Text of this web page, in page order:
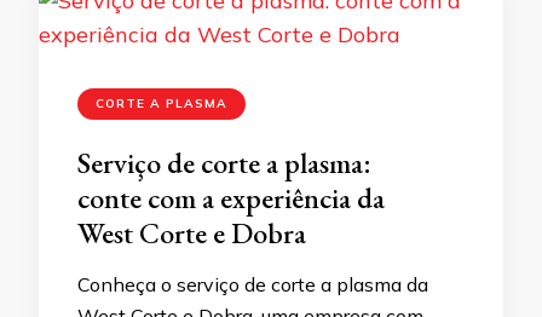
CORTE A PLASMA
Serviço de corte a plasma:
conte com a experiência da
West Corte e Dobra
Conheça o serviço de corte a plasma da